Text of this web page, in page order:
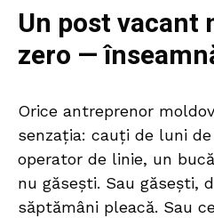
Un post vacant
zero —
Orice antreprenor
senzația: cauți de luni
operator de linie, un
nu găsești. Sau găsești,
săptămâni pleacă. Sau